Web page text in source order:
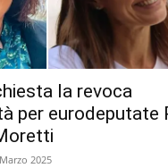
la revoca
per eurodeputate
2025